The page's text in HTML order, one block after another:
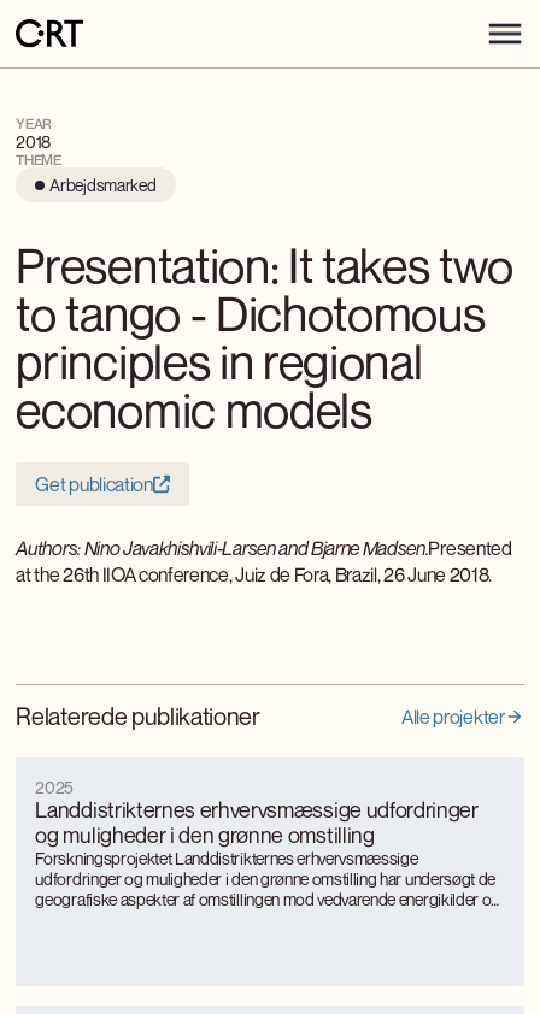
YEAR
2018
THEME
Arbejdsmarked
Presentation: It takes two
to tango - Dichotomous
principles in regional
economic models
Get publication
Authors: Nino Javakhishvili-Larsen and Bjarne Madsen.Presented
at the 26th IIOA conference, Juiz de Fora, Brazil, 26 June 2018.
Relaterede publikationer Alle projekter
Landdistrikternes erhvervsmæssige udfordringer
og muligheder i den grønne omstilling
2025
Forskningsprojektet Landdistrikternes erhvervsmæssige
udfordringer og muligheder i den grønne omstilling har undersøgt de
geografiske aspekter af omstillingen mod vedvarende energikilder og